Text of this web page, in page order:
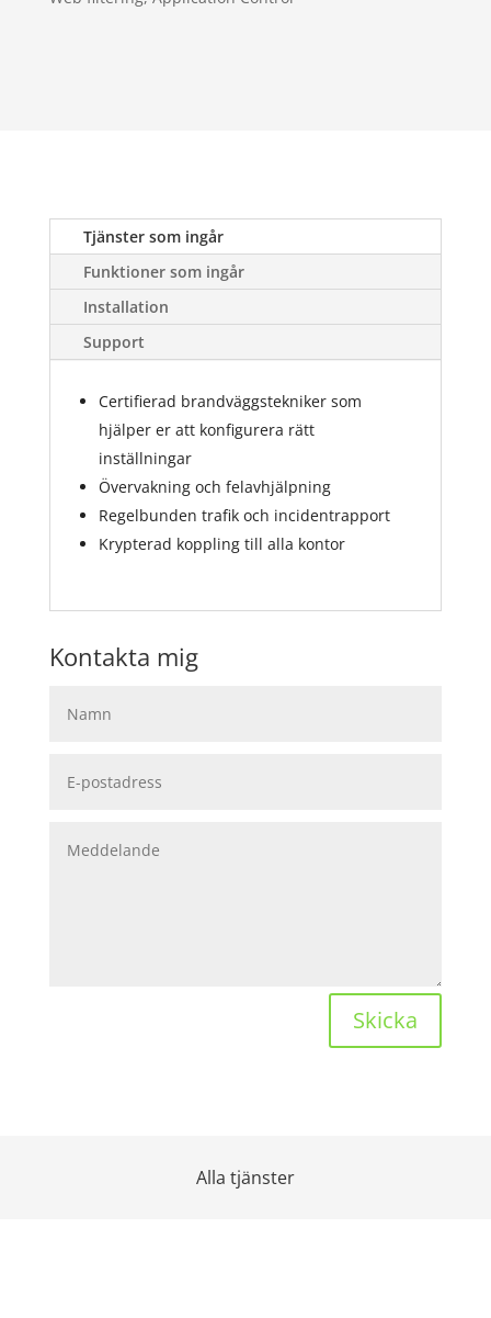
Tjänster som ingår
Funktioner som ingår
Installation
Support
Certifierad brandväggstekniker som
hjälper er att konfigurera rätt
inställningar
Övervakning och felavhjälpning
Regelbunden trafik och incidentrapport
Krypterad koppling till alla kontor
Kontakta mig
Skicka
Alla tjänster